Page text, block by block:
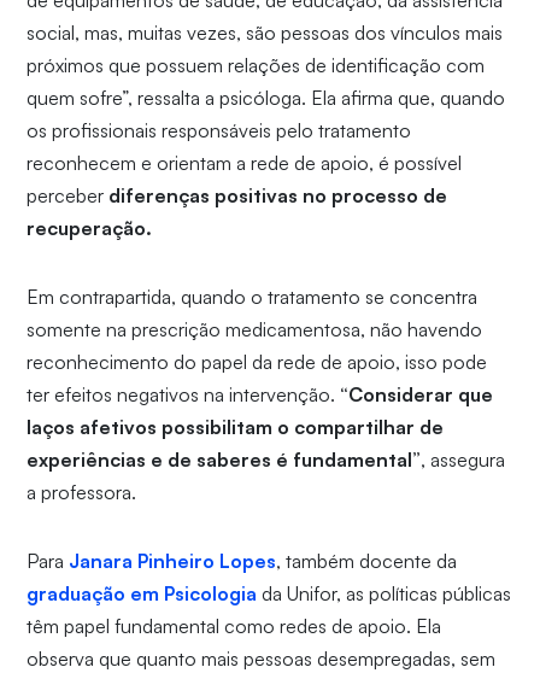
social, mas, muitas vezes, são pessoas dos vínculos mais
próximos que possuem relações de identificação com
quem sofre”, ressalta a psicóloga. Ela afirma que, quando
os profissionais responsáveis pelo tratamento
reconhecem e orientam a rede de apoio, é possível
perceber diferenças positivas no processo de
recuperação.
Em contrapartida, quando o tratamento se concentra
somente na prescrição medicamentosa, não havendo
reconhecimento do papel da rede de apoio, isso pode
ter efeitos negativos na intervenção. “Considerar que
laços afetivos possibilitam o compartilhar de
experiências e de saberes é fundamental”, assegura
a professora.
Para Janara Pinheiro Lopes, também docente da
graduação em Psicologia da Unifor, as políticas públicas
têm papel fundamental como redes de apoio. Ela
observa que quanto mais pessoas desempregadas, sem